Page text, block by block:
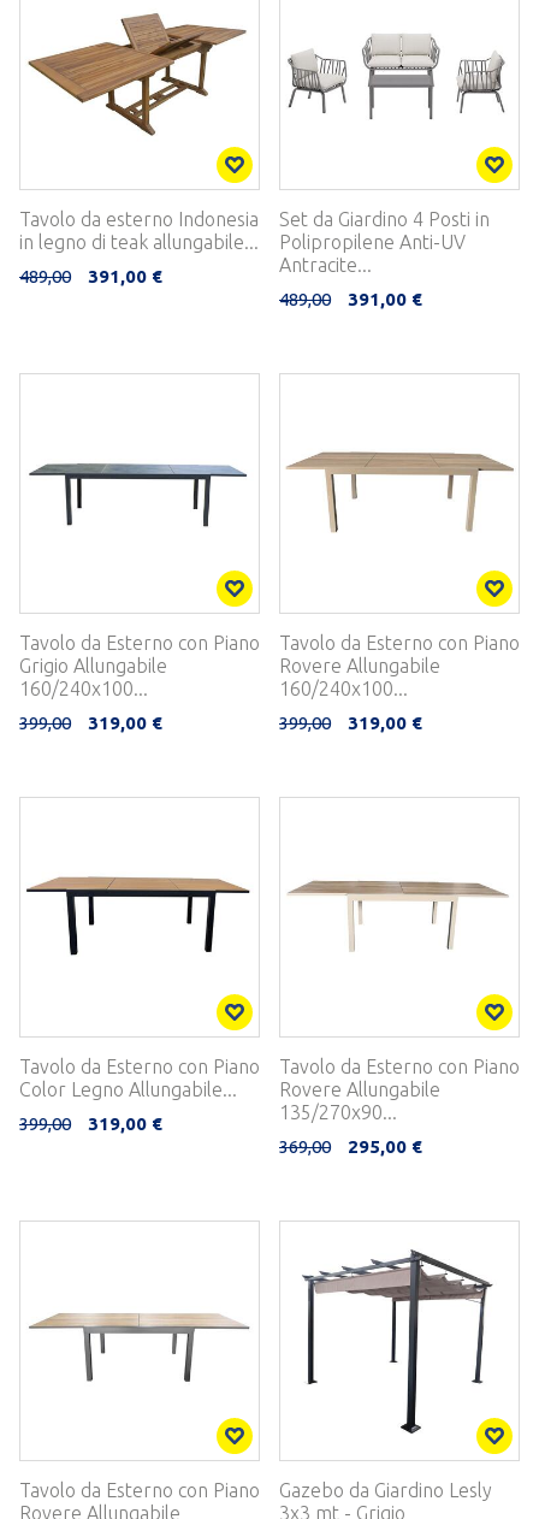
Tavolo da esterno Indonesia
in legno di teak allungabile...
489,00 391,00 €
Set da Giardino 4 Posti in
Polipropilene Anti-UV
Antracite...
489,00 391,00 €
Tavolo da Esterno con Piano
Grigio Allungabile
160/240x100...
399,00 319,00 €
Tavolo da Esterno con Piano
Rovere Allungabile
160/240x100...
399,00 319,00 €
Tavolo da Esterno con Piano
Color Legno Allungabile...
399,00 319,00 €
Tavolo da Esterno con Piano
Rovere Allungabile
135/270x90...
369,00 295,00 €
Tavolo da Esterno con Piano
Rovere Allungabile
Gazebo da Giardino Lesly
3x3 mt - Grigio